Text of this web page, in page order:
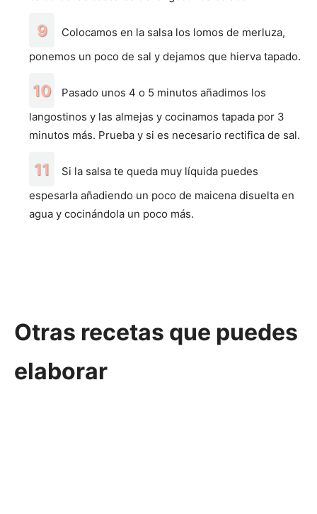
Colocamos en la salsa los lomos de merluza,
ponemos un poco de sal y dejamos que hierva tapado.
Pasado unos 4 o 5 minutos añadimos los
langostinos y las almejas y cocinamos tapada por 3
minutos más. Prueba y si es necesario rectifica de sal.
Si la salsa te queda muy líquida puedes
espesarla añadiendo un poco de maicena disuelta en
agua y cocinándola un poco más.
Otras recetas que puedes
elaborar